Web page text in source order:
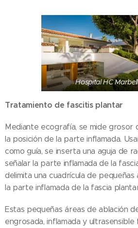
Hospital HC
Tratamiento de fascitis plantar
Mediante ecografía, se mide grosor
la posición de la parte inflamada.
como guía, se inserta una aguja de
señalar la parte inflamada de la
delimita una cuadrícula de
la parte inflamada de la fascia
Estas pequeñas áreas de ablación
engrosada, inflamada y